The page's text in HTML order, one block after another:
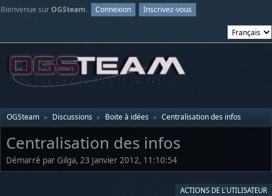
Bienvenue surOGSteam. Connexion Inscrivez-vous
OGSteam ► Discussions ► Boite à idées ► Centralisation des infos
Centralisation des infos
Démarré par Gilga, 23 Janvier 2012, 11:10:54
ACTIONS DE L'UTILISATEUR